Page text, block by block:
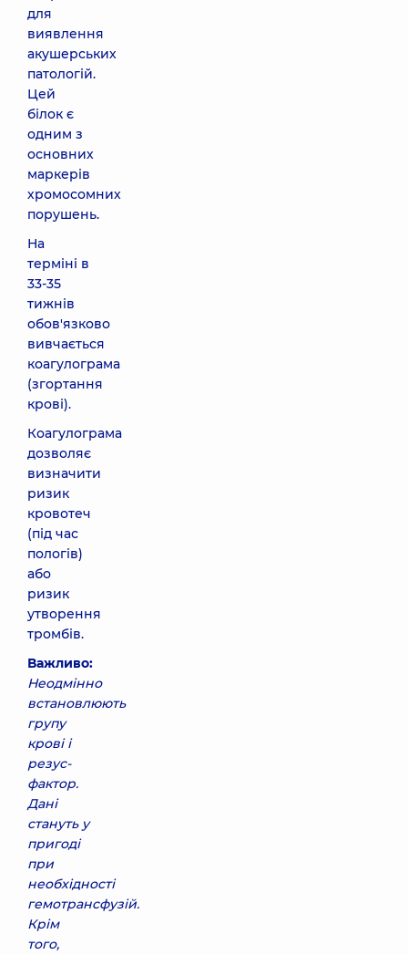
для
виявлення
акушерських
патологій.
Цей
білок є
одним з
основних
маркерів
хромосомних
порушень.
На
терміні в
33-35
тижнів
обов'язково
вивчається
коагулограма
(згортання
крові).
Коагулограма
дозволяє
визначити
ризик
кровотеч
(під час
пологів)
або
ризик
утворення
тромбів.
Важливо:
Неодмінно
встановлюють
групу
крові і
резус-
фактор.
Дані
стануть у
пригоді
при
необхідності
гемотрансфузій.
Крім
того,